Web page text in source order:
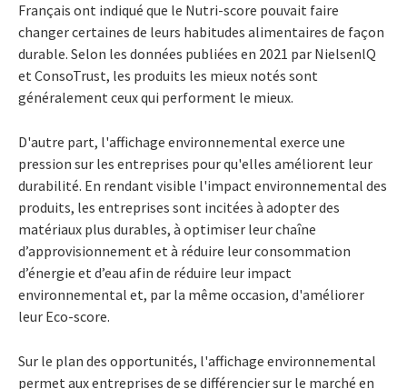
Français ont indiqué que le Nutri-score pouvait faire
changer certaines de leurs habitudes alimentaires de façon
durable. Selon les données publiées en 2021 par NielsenlQ
et ConsoTrust, les produits les mieux notés sont
généralement ceux qui performent le mieux.
D'autre part, l'affichage environnemental exerce une
pression sur les entreprises pour qu'elles améliorent leur
durabilité. En rendant visible l'impact environnemental des
produits, les entreprises sont incitées à adopter des
matériaux plus durables, à optimiser leur chaîne
d’approvisionnement et à réduire leur consommation
d’énergie et d’eau afin de réduire leur impact
environnemental et, par la même occasion, d'améliorer
leur Eco-score.
Sur le plan des opportunités, l'affichage environnemental
permet aux entreprises de se différencier sur le marché en